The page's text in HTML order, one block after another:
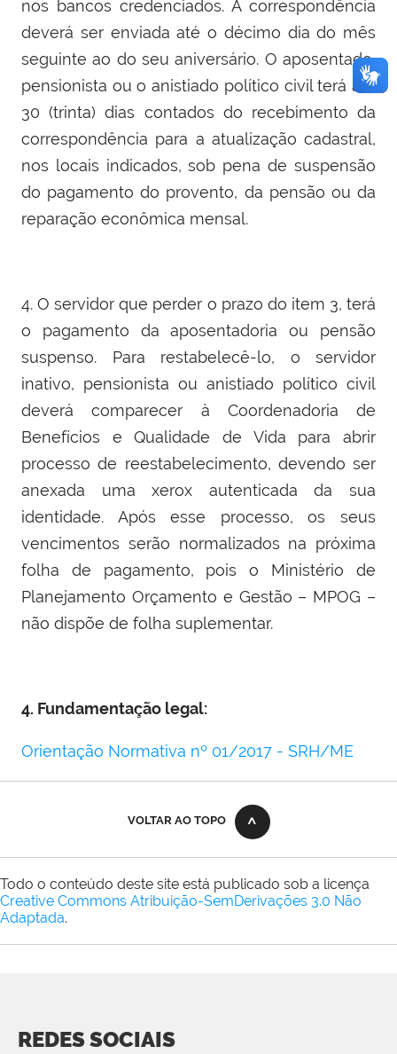
nos bancos credenciados. A correspondência
deverá ser enviada até o décimo dia do mês
seguinte ao do seu aniversário. O aposentado,
pensionista ou o anistiado político civil terá até
30 (trinta) dias contados do recebimento da
correspondência para a atualização cadastral,
nos locais indicados, sob pena de suspensão
do pagamento do provento, da pensão ou da
reparação econômica mensal.
4. O servidor que perder o prazo do item 3, terá
o pagamento da aposentadoria ou pensão
suspenso. Para restabelecê-lo, o servidor
inativo, pensionista ou anistiado político civil
deverá comparecer à Coordenadoria de
Benefícios e Qualidade de Vida para abrir
processo de reestabelecimento, devendo ser
anexada uma xerox autenticada da sua
identidade. Após esse processo, os seus
vencimentos serão normalizados na próxima
folha de pagamento, pois o Ministério de
Planejamento Orçamento e Gestão – MPOG –
não dispõe de folha suplementar.
4. Fundamentação legal:
Orientação Normativa nº 01/2017 - SRH/ME
VOLTAR AO TOPO
Todo o conteúdo deste site está publicado sob a licença
Creative Commons Atribuição-SemDerivações 3.0 Não
Adaptada.
REDES SOCIAIS